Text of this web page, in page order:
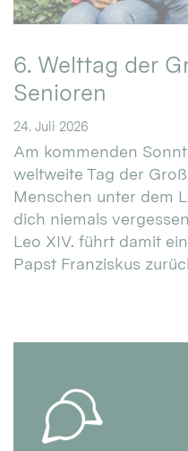
6. Welttag der
Senioren
24. Juli 2026
Am kommenden
weltweite Tag der
Menschen unter dem
dich niemals
Leo XIV. führt damit
Papst Franziskus